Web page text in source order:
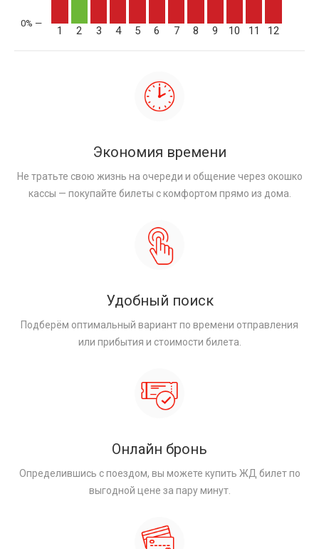
1 2 3 4 5 6 7 8 9 10 11 12
Экономия времени
Не тратьте свою жизнь на очереди и общение через окошко
кассы — покупайте билеты с комфортом прямо из дома.
Удобный поиск
Подберём оптимальный вариант по времени отправления
или прибытия и стоимости билета.
Онлайн бронь
Определившись с поездом, вы можете купить ЖД билет по
выгодной цене за пару минут.